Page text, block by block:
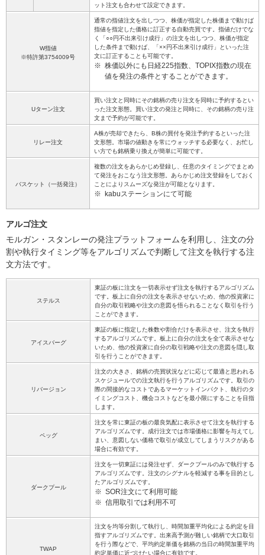
ット注文も合わせて設定できます。
W指値
※特許第3754009号
通常の指値注文を出しつつ、株価が指定した株価まで動けば
指値を指定した価格に訂正する自動売買です。指値だけでな
く「○○円不出来引け成行」の注文を出しつつ、株価が指定
した条件まで動けば、「××円不出来引け成行」といった注
文に訂正することも可能です。
※ 株価以外にも日経225指数、TOPIX指数の現在
値を発注の条件とすることができます。
Uターン注文
買い注文と同時にその銘柄の売り注文を同時に予約するとい
った注文形態。買い注文の発注と同時に、その銘柄の売り注
文まで予約が可能です。
リレー注文
A株が売却できたら、B株の買付を発注予約するといった注
文形態。市場の値動きを常にウォッチする必要なく、お忙し
い方でも銘柄乗り換えが簡単に可能です。
バスケット（一括発注）
複数の注文をあらかじめ登録し、任意のタイミングでまとめ
て発注をおこなう注文形態。あらかじめ注文登録をしておく
ことによりスムーズな発注が可能となります。
※ kabuステーションにて可能
アルゴ注文
モルガン・スタンレーの発注プラットフォームを利用し、注文の分
割や執行タイミング等をアルゴリズムで判断して注文を執行する注
文方法です。
ステルス
東証の板に注文を一切表示せず注文を執行するアルゴリズム
です。板上に自分の注文を表示させないため、他の投資家に
自分の取引戦略や注文の意図を悟られることなく取引を行う
ことができます。
アイスバーグ
東証の板に指定した株数や割合だけを表示させ、注文を執行
するアルゴリズムです。板上に自分の注文を全て表示させな
いため、他の投資家に自分の取引戦略や注文の意図を隠し取
引を行うことができます。
リバージョン
注文の大きさ、銘柄の売買状況などに応じて最適と思われる
スケジュールでの注文執行を行うアルゴリズムです。取引の
際の間接的なコストであるマーケットインパクト、執行のタ
イミングコスト、機会コストなどを最小限にすることを目指
します。
ペッグ
注文を常に東証の板の最良気配に表示させて注文を執行する
アルゴリズムです。成行注文では市場価格に影響を与えてし
まい、意図しない価格で取引が成立してしまうリスクがある
場合に有効です。
ダークプール
注文を一切東証には発注せず、ダークプールのみで執行する
アルゴリズムです。注文のシグナルを軽減する事を目的とし
たアルゴリズムです。
※ SOR注文にて利用可能
※ 信用取引では利用不可
TWAP
注文を均等分割して執行し、時間加重平均化による約定を目
指すアルゴリズムです。出来高予測が難しい銘柄で大口取引
を行う際などで、平均約定単価を銘柄の当日の時間加重平均
約定単価に近づけたい場合に有効です。